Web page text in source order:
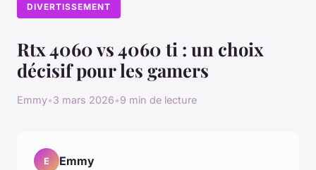
DIVERTISSEMENT
Rtx 4060 vs 4060 ti : un choix
décisif pour les gamers
Emmy•3 mars 2026•9 min de lecture
E Emmy